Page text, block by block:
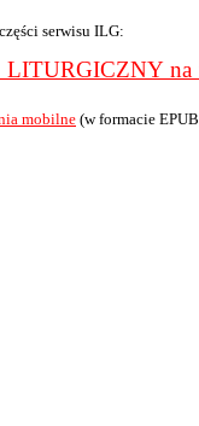
serwisu ILG:
na
mobilne (w formacie